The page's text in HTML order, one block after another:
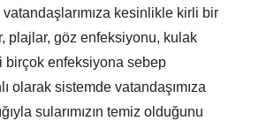
kesinlikle kirli bir
plajlar, göz enfeksiyonu, kulak
birçok enfeksiyona sebep
olarak sistemde vatandaşımıza
sularımızın temiz olduğunu